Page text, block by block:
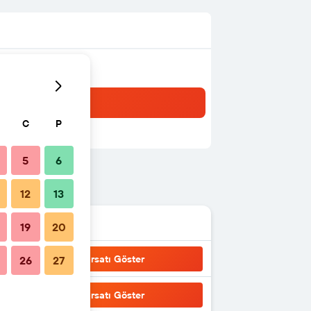
Fırsatı Göster
Fırsatı Göster
C P
5 6
12 13
19 20
26 27